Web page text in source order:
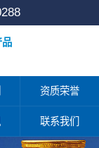
品
资质荣誉
联系我们